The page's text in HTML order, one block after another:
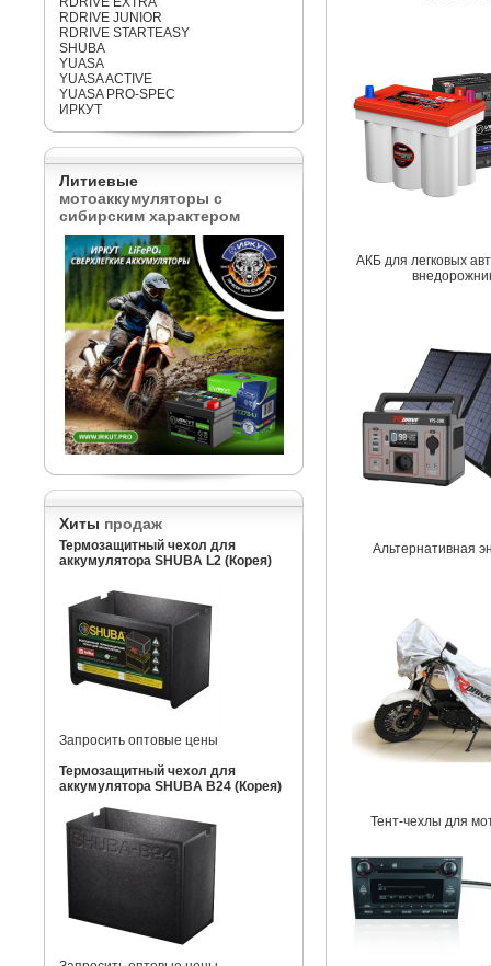
RDRIVE JUNIOR
RDRIVE STARTEASY
SHUBA
YUASA
YUASA ACTIVE
YUASA PRO-SPEC
ИРКУТ
Литиевые
мотоаккумуляторы с
сибирским характером
Хиты продаж
Термозащитный чехол для
аккумулятора SHUBA L2 (Корея)
Запросить оптовые цены
Термозащитный чехол для
аккумулятора SHUBA B24 (Корея)
АКБ для легковых
Альтернативная
Тент-чехлы для